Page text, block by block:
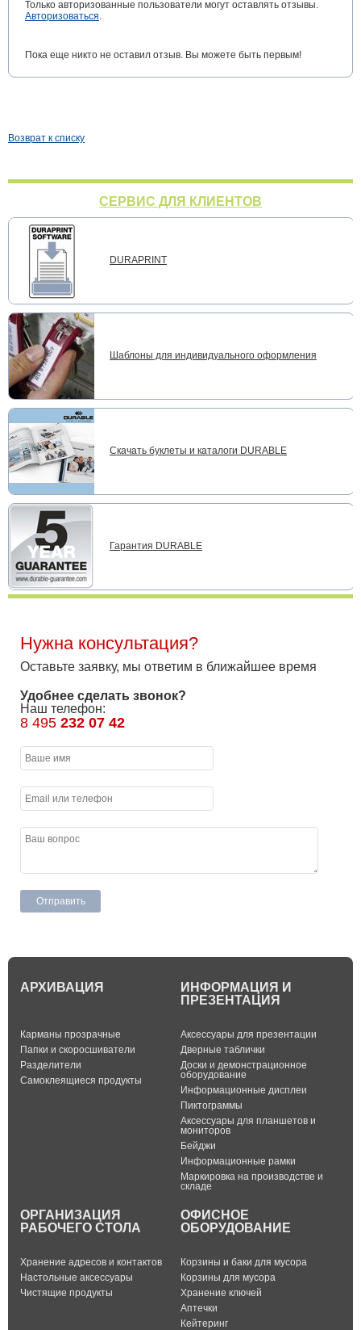
Только авторизованные пользователи могут оставлять отзывы.
Авторизоваться.
Пока еще никто не оставил отзыв. Вы можете быть первым!
Возврат к списку
СЕРВИС ДЛЯ КЛИЕНТОВ
DURAPRINT
Шаблоны для индивидуального оформления
Скачать буклеты и каталоги DURABLE
Гарантия DURABLE
Нужна консультация?
Оставьте заявку, мы ответим в ближайшее время
Удобнее сделать звонок?
Наш телефон:
8 495 232 07 42
АРХИВАЦИЯ
Карманы прозрачные
Папки и скоросшиватели
Разделители
Самоклеящиеся продукты
ИНФОРМАЦИЯ И
ПРЕЗЕНТАЦИЯ
Аксессуары для презентации
Дверные таблички
Доски и демонстрационное
оборудование
Информационные дисплеи
Пиктограммы
Аксессуары для планшетов и
мониторов
Бейджи
Информационные рамки
Маркировка на производстве и
складе
ОРГАНИЗАЦИЯ
РАБОЧЕГО СТОЛА
Хранение адресов и контактов
Настольные аксессуары
Чистящие продукты
ОФИСНОЕ
ОБОРУДОВАНИЕ
Корзины и баки для мусора
Корзины для мусора
Хранение ключей
Аптечки
Кейтеринг